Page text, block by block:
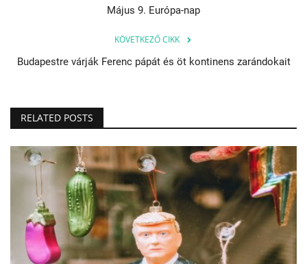
Május 9. Európa-nap
KÖVETKEZŐ CIKK
Budapestre várják Ferenc pápát és öt kontinens zarándokait
RELATED POSTS